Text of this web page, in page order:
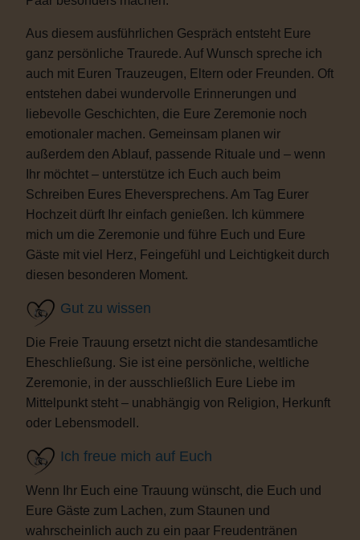
Aus diesem ausführlichen Gespräch entsteht Eure
ganz persönliche Traurede. Auf Wunsch spreche ich
auch mit Euren Trauzeugen, Eltern oder Freunden. Oft
entstehen dabei wundervolle Erinnerungen und
liebevolle Geschichten, die Eure Zeremonie noch
emotionaler machen. Gemeinsam planen wir
außerdem den Ablauf, passende Rituale und – wenn
Ihr möchtet – unterstütze ich Euch auch beim
Schreiben Eures Eheversprechens. Am Tag Eurer
Hochzeit dürft Ihr einfach genießen. Ich kümmere
mich um die Zeremonie und führe Euch und Eure
Gäste mit viel Herz, Feingefühl und Leichtigkeit durch
diesen besonderen Moment.
Gut zu wissen
Die Freie Trauung ersetzt nicht die standesamtliche
Eheschließung. Sie ist eine persönliche, weltliche
Zeremonie, in der ausschließlich Eure Liebe im
Mittelpunkt steht – unabhängig von Religion, Herkunft
oder Lebensmodell.
Ich freue mich auf Euch
Wenn Ihr Euch eine Trauung wünscht, die Euch und
Eure Gäste zum Lachen, zum Staunen und
wahrscheinlich auch zu ein paar Freudentränen